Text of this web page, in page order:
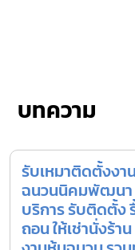
บทความ
รับเหมาติดตั้งงา
ฉนวนนิคมพัฒนา
บริการ รับติดตั้ง
ถอน ให้เช่านั่งร้าน